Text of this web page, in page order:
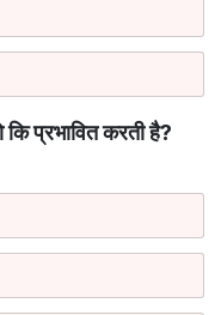
कि प्रभावित करती है?